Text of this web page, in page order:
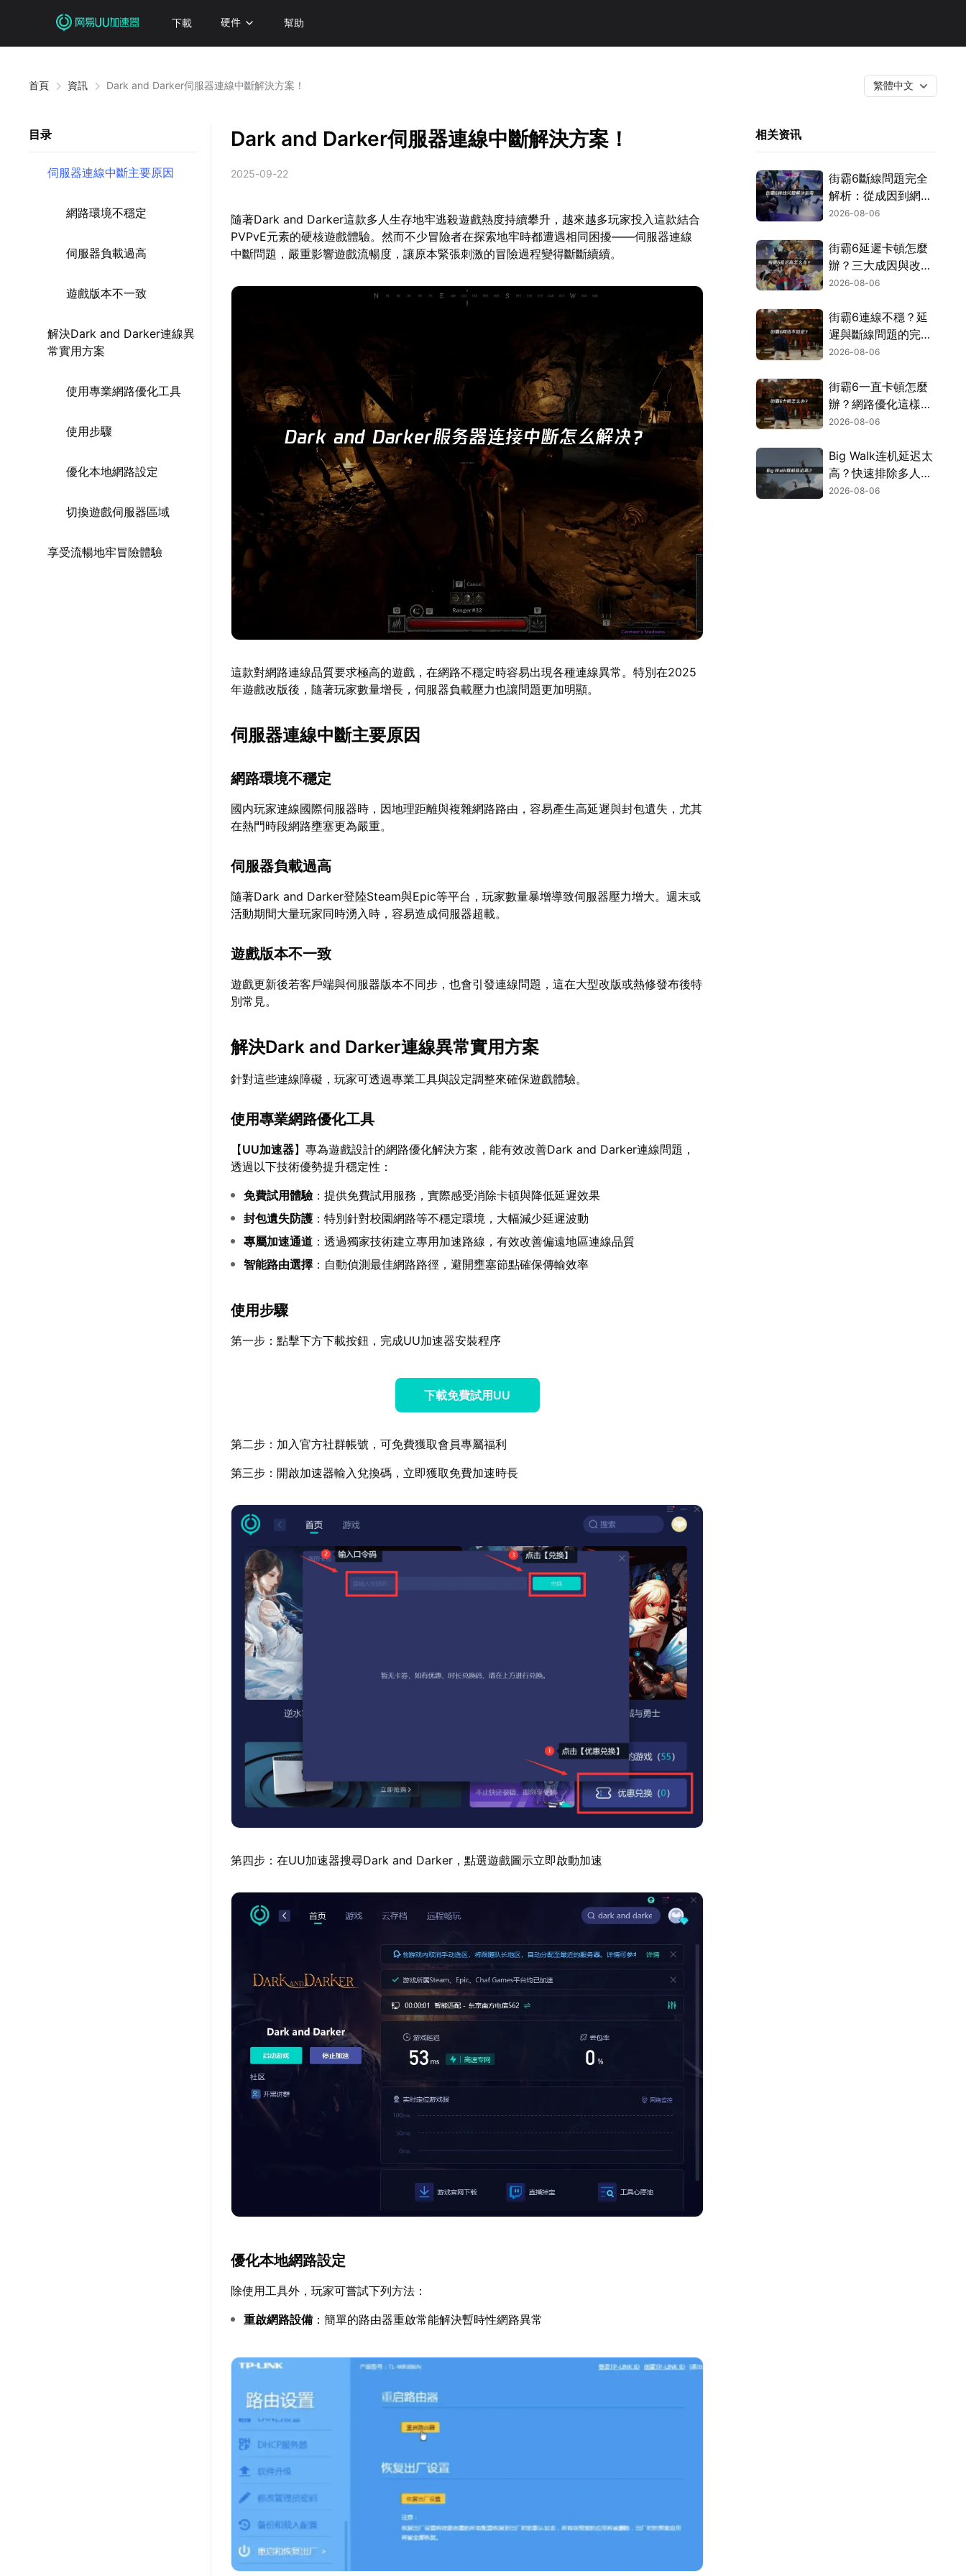
下載 硬件 幫助
首頁 資訊 Dark and Darker伺服器連線中斷解決方案！ 繁體中文
目录
伺服器連線中斷主要原因
網路環境不穩定
伺服器負載過高
遊戲版本不一致
解決Dark and Darker連線異
常實用方案
使用專業網路優化工具
使用步驟
優化本地網路設定
切換遊戲伺服器區域
享受流暢地牢冒險體驗
Dark and Darker伺服器連線中斷解決方案！
2025-09-22
隨著Dark and Darker這款多人生存地牢逃殺遊戲熱度持續攀升，越來越多玩家投入這款結合
PVPvE元素的硬核遊戲體驗。然而不少冒險者在探索地牢時都遭遇相同困擾——伺服器連線
中斷問題，嚴重影響遊戲流暢度，讓原本緊張刺激的冒險過程變得斷斷續續。
這款對網路連線品質要求極高的遊戲，在網路不穩定時容易出現各種連線異常。特別在2025
年遊戲改版後，隨著玩家數量增長，伺服器負載壓力也讓問題更加明顯。
伺服器連線中斷主要原因
網路環境不穩定
國内玩家連線國際伺服器時，因地理距離與複雜網路路由，容易產生高延遲與封包遺失，尤其
在熱門時段網路壅塞更為嚴重。
伺服器負載過高
隨著Dark and Darker登陸Steam與Epic等平台，玩家數量暴增導致伺服器壓力增大。週末或
活動期間大量玩家同時湧入時，容易造成伺服器超載。
遊戲版本不一致
遊戲更新後若客戶端與伺服器版本不同步，也會引發連線問題，這在大型改版或熱修發布後特
別常見。
解決Dark and Darker連線異常實用方案
針對這些連線障礙，玩家可透過專業工具與設定調整來確保遊戲體驗。
使用專業網路優化工具
【UU加速器】專為遊戲設計的網路優化解決方案，能有效改善Dark and Darker連線問題，
透過以下技術優勢提升穩定性：
免費試用體驗：提供免費試用服務，實際感受消除卡頓與降低延遲效果
封包遺失防護 ：特別針對校園網路等不穩定環境，大幅減少延遲波動
專屬加速通道 ：透過獨家技術建立專用加速路線，有效改善偏遠地區連線品質
智能路由選擇 ：自動偵測最佳網路路徑，避開壅塞節點確保傳輸效率
使用步驟
第一步：點擊下方下載按鈕，完成UU加速器安裝程序
下載免費試用UU
第二步：加入官方社群帳號，可免費獲取會員專屬福利
第三步：開啟加速器輸入兌換碼，立即獲取免費加速時長
第四步：在UU加速器搜尋Dark and Darker，點選遊戲圖示立即啟動加速
優化本地網路設定
除使用工具外，玩家可嘗試下列方法：
重啟網路設備 ：簡單的路由器重啟常能解決暫時性網路異常
相关资讯
街霸6斷線問題完全
解析：從成因到網路
優化的實用攻略！
2026-08-06
街霸6延遲卡頓怎麼
辦？三大成因與改善
對策！
2026-08-06
街霸6連線不穩？延
遲與斷線問題的完整
解決指南！
2026-08-06
街霸6一直卡頓怎麼
辦？網路優化這樣解
決！
2026-08-06
Big Walk连机延迟太
高？快速排除多人游
玩卡顿困扰！
2026-08-06